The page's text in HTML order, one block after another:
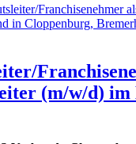
(m/w/d) im